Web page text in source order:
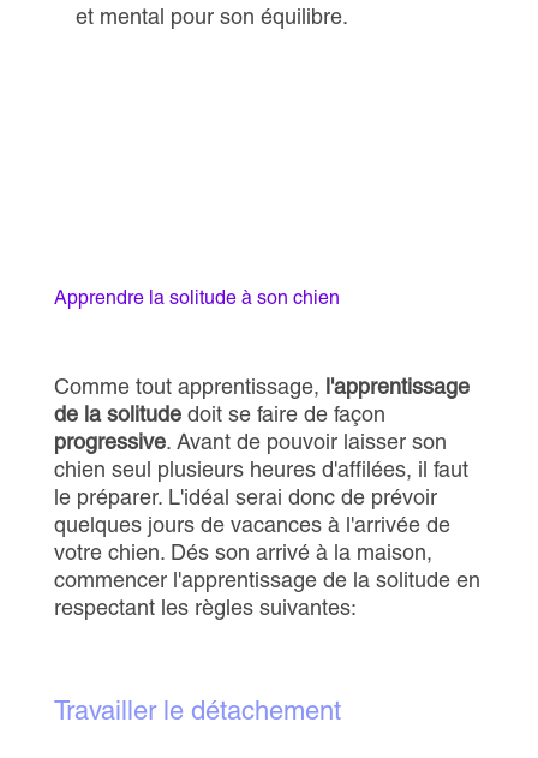
et mental pour son équilibre.
Apprendre la solitude à son chien
Comme tout apprentissage, l'apprentissage
de la solitudedoit se faire de façon
progressive. Avant de pouvoir laisser son
chien seul plusieurs heures d'affilées, il faut
le préparer. L'idéal serai donc de prévoir
quelques jours de vacances à l'arrivée de
votre chien. Dés son arrivé à la maison,
commencer l'apprentissage de la solitude en
respectant les règles suivantes:
Travailler le détachement